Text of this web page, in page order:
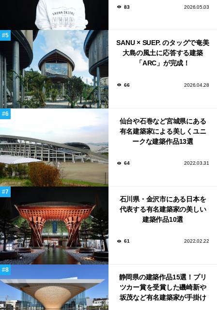
83 2026.05.03
SANU × SUEP. のタッグで奄美
大島の風土に応答する建築
「ARC」が完成！
66 2026.04.28
仙台や石巻など宮城県にある
有名建築家による美しくユニ
ークな建築作品13選
64 2022.03.31
石川県・金沢市にある日本を
代表する有名建築家の美しい
建築作品10選
61 2022.02.22
静岡県の建築作品15選！プリ
ツカー賞を受賞した磯崎新や
坂茂など有名建築家が手掛け